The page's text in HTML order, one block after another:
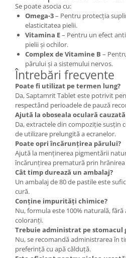
Se poate asocia cu:
Omega-3– Pentru protecția
elasticitatea pielii.
Vitamina E– Pentru un efect
pielii și ochilor.
Complex de Vitamine B –
părului și a sistemului nervos.
Întrebări frecvente
Poate fi utilizat pe termen lung?
Da, Saptamrit Tablet este potrivit
respectând perioadele de pauză
Ajută la oboseala oculară
Da, extractele din compoziție susțin
de utilizare prelungită a ecranelor.
Poate opri încărunțirea părului?
Ajută la menținerea pigmentării
încărunțirea prematură prin
Cât timp durează un ambalaj?
Un ambalaj de 80 de pastile este
cură.
Conține impurități chimice?
Nu, formula este 100% naturală,
coloranți.
Trebuie administrat pe stomacul
Nu, se recomandă administrarea în
preferință cu apă călduță.